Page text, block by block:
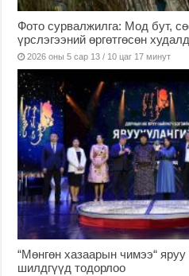
Фото сурвалжилга: Мод бут,
үрслэгээний өргөтгөсөн
2026 оны 5 сар 13 / 10 цаг 17 минут
“Мөнгөн хазаарын чимээ“
шилдгүүд тодорлоо